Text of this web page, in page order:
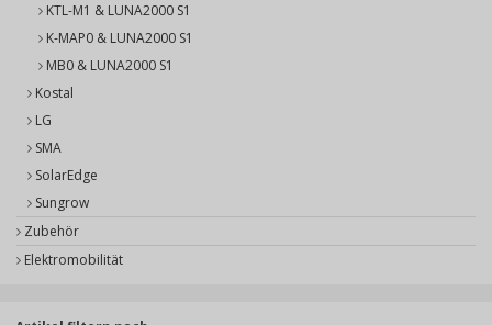
KTL-M1 & LUNA2000 S1
K-MAP0 & LUNA2000 S1
MB0 & LUNA2000 S1
Kostal
LG
SMA
SolarEdge
Sungrow
Zubehör
Elektromobilität